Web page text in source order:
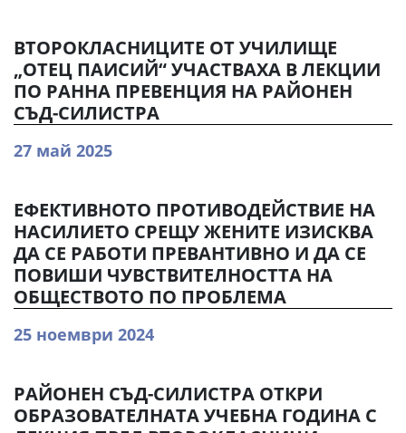
ВТОРОКЛАСНИЦИТЕ ОТ УЧИЛИЩЕ
„ОТЕЦ ПАИСИЙ“ УЧАСТВАХА В ЛЕКЦИИ
ПО РАННА ПРЕВЕНЦИЯ НА РАЙОНЕН
СЪД-СИЛИСТРА
27 май 2025
ЕФЕКТИВНОТО ПРОТИВОДЕЙСТВИЕ НА
НАСИЛИЕТО СРЕЩУ ЖЕНИТЕ ИЗИСКВА
ДА СЕ РАБОТИ ПРЕВАНТИВНО И ДА СЕ
ПОВИШИ ЧУВСТВИТЕЛНОСТТА НА
ОБЩЕСТВОТО ПО ПРОБЛЕМА
25 ноември 2024
РАЙОНЕН СЪД-СИЛИСТРА ОТКРИ
ОБРАЗОВАТЕЛНАТА УЧЕБНА ГОДИНА С